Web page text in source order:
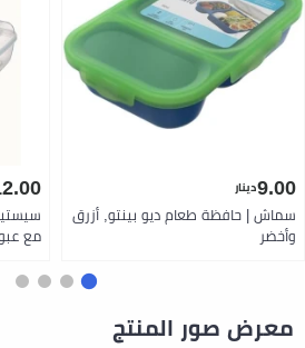
9.00دينار
سماش | حافظة طعام ديو بينتو, أزرق
وأخضر
مع عبوة
معرض صور المنتج